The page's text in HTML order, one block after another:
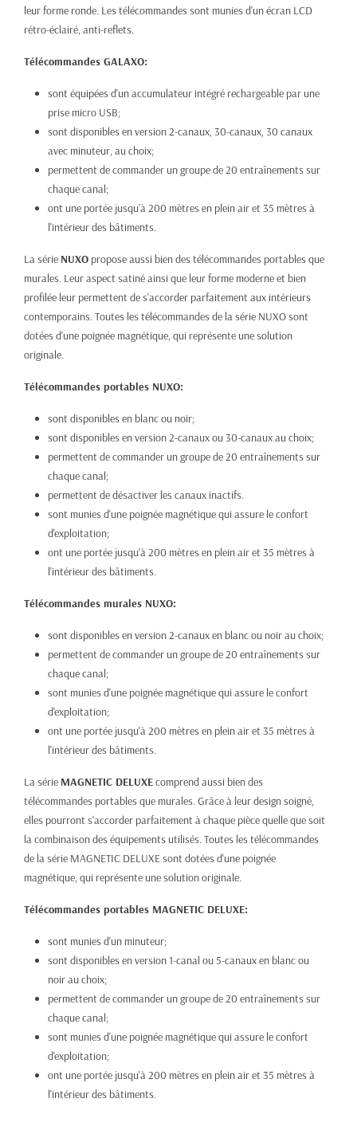
leur forme ronde. Les télécommandes sont munies d'un écran LCD
rétro-éclairé, anti-reflets.
Télécommandes GALAXO:
sont équipées d'un accumulateur intégré rechargeable par une
prise micro USB;
sont disponibles en version 2-canaux, 30-canaux, 30 canaux
avec minuteur, au choix;
permettent de commander un groupe de 20 entraînements sur
chaque canal;
ont une portée jusqu'à 200 mètres en plein air et 35 mètres à
l'intérieur des bâtiments.
La série NUXO propose aussi bien des télécommandes portables que
murales. Leur aspect satiné ainsi que leur forme moderne et bien
profilée leur permettent de s'accorder parfaitement aux intérieurs
contemporains. Toutes les télécommandes de la série NUXO sont
dotées d'une poignée magnétique, qui représente une solution
originale.
Télécommandes portables NUXO:
sont disponibles en blanc ou noir;
sont disponibles en version 2-canaux ou 30-canaux au choix;
permettent de commander un groupe de 20 entraînements sur
chaque canal;
permettent de désactiver les canaux inactifs.
sont munies d'une poignée magnétique qui assure le confort
d'exploitation;
ont une portée jusqu'à 200 mètres en plein air et 35 mètres à
l'intérieur des bâtiments.
Télécommandes murales NUXO:
sont disponibles en version 2-canaux en blanc ou noir au choix;
permettent de commander un groupe de 20 entraînements sur
chaque canal;
sont munies d'une poignée magnétique qui assure le confort
d'exploitation;
ont une portée jusqu'à 200 mètres en plein air et 35 mètres à
l'intérieur des bâtiments.
La série MAGNETIC DELUXEcomprend aussi bien des
télécommandes portables que murales. Grâce à leur design soigné,
elles pourront s'accorder parfaitement à chaque pièce quelle que soit
la combinaison des équipements utilisés. Toutes les télécommandes
de la série MAGNETIC DELUXE sont dotées d'une poignée
magnétique, qui représente une solution originale.
Télécommandes portables MAGNETIC DELUXE:
sont munies d'un minuteur;
sont disponibles en version 1-canal ou 5-canaux en blanc ou
noir au choix;
permettent de commander un groupe de 20 entraînements sur
chaque canal;
sont munies d'une poignée magnétique qui assure le confort
d'exploitation;
ont une portée jusqu'à 200 mètres en plein air et 35 mètres à
l'intérieur des bâtiments.